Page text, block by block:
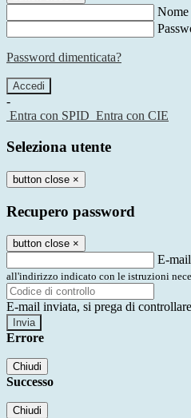
Nome
Password dimenticata?
-
Entra con SPID Entra con CIE
Seleziona utente
button close ×
Recupero password
button close ×
E-mail
all'indirizzo indicato con le istruzioni
E-mail inviata, si prega di
Errore
Chiudi
Successo
Chiudi